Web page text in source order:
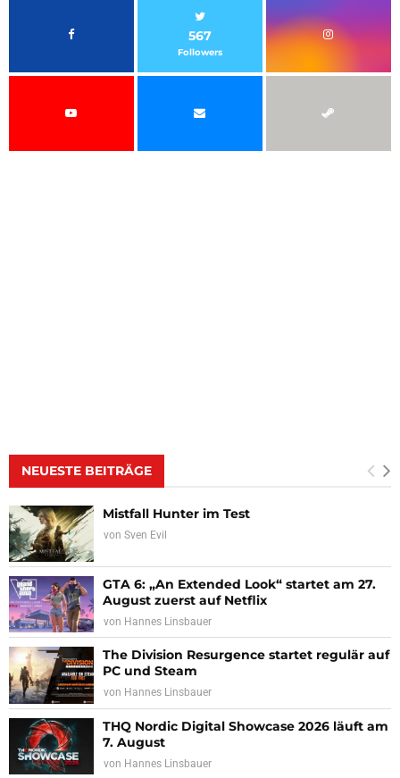
567
Followers
NEUESTE BEITRÄGE
Mistfall Hunter im Test
von Sven Evil
GTA 6: „An Extended Look“ startet am 27.
August zuerst auf Netflix
von Hannes Linsbauer
The Division Resurgence startet regulär auf
PC und Steam
von Hannes Linsbauer
THQ Nordic Digital Showcase 2026 läuft am
7. August
von Hannes Linsbauer